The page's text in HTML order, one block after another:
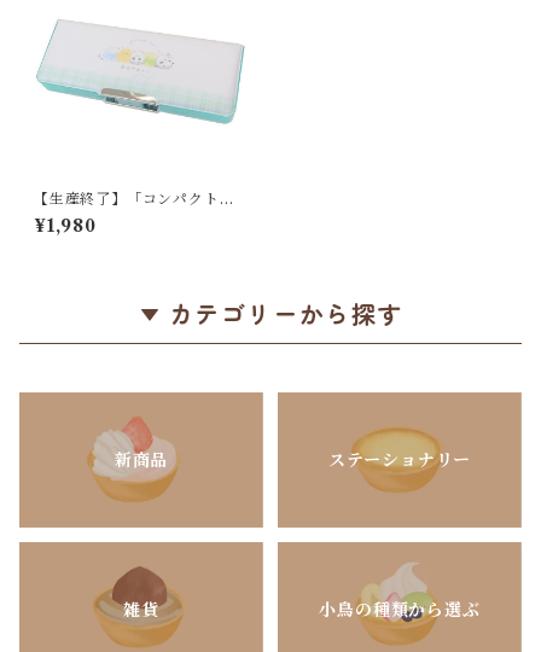
【生産終了】「コンパクト両
面開きペンケース / ジューシ
ーなコトリ」セキセイ・シマ
¥1,980
カテゴリーから探す
新商品 ステーショナリー
雑貨 小鳥の種類から選ぶ